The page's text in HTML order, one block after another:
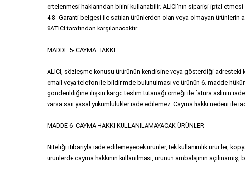
ertelenmesi haklarından birini kullanabilir. ALICI'nın siparişi iptal
4.8- Garanti belgesi ile satılan ürünlerden olan veya olmayan ürünlerin
SATICI tarafından karşılanacaktır.
MADDE 5- CAYMA HAKKI
ALICI, sözleşme konusu ürürünün kendisine veya gösterdiği adresteki
email veya telefon ile bildirimde bulunulması ve ürünün 6. madde
gönderildiğine ilişkin kargo teslim tutanağı örneği ile fatura aslının
varsa sair yasal yükümlülükler iade edilemez. Cayma hakkı nedeni ile
MADDE 6- CAYMA HAKKI KULLANILAMAYACAK ÜRÜNLER
Niteliği itibarıyla iade edilemeyecek ürünler, tek kullanımlık ürünler,
ürünlerde cayma hakkının kullanılması, ürünün ambalajının